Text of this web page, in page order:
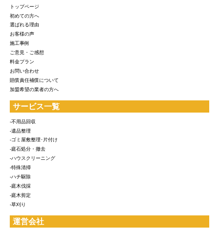
トップページ
初めての方へ
選ばれる理由
お客様の声
施工事例
ご意見・ご感想
料金プラン
お問い合わせ
賠償責任補償について
加盟希望の業者の方へ
サービス一覧
-不用品回収
-遺品整理
-ゴミ屋敷整理･片付け
-庭石処分・撤去
-ハウスクリーニング
-特殊清掃
-ハチ駆除
-庭木伐採
-庭木剪定
-草刈り
運営会社